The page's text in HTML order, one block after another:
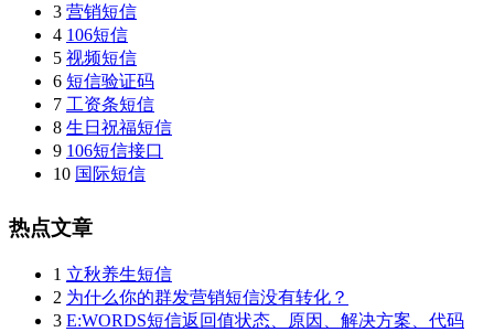
3 营销短信
4 106短信
5 视频短信
6 短信验证码
7 工资条短信
8 生日祝福短信
9 106短信接口
10 国际短信
热点文章
1 立秋养生短信
2 为什么你的群发营销短信没有转化？
3 E:WORDS短信返回值状态、原因、解决方案、代码